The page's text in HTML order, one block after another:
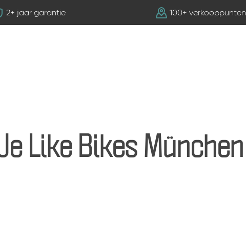
2+ jaar garantie 100+ verkooppunten
Like Bikes München